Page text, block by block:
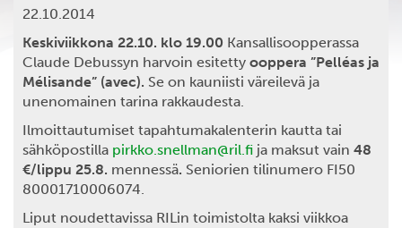
22.10.2014
Keskiviikkona 22.10. klo 19.00 Kansallisoopperassa
Claude Debussyn harvoin esitetty ooppera ”Pelléas ja
Mélisande” (avec). Se on kauniisti väreilevä ja
unenomainen tarina rakkaudesta.
Ilmoittautumiset tapahtumakalenterin kautta tai
sähköpostilla pirkko.snellman@ril.fi ja maksut vain 48
€/lippu 25.8. mennessä. Seniorien tilinumero FI50
80001710006074.
Liput noudettavissa RILin toimistolta kaksi viikkoa